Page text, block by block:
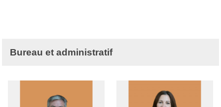
Bureau et administratif